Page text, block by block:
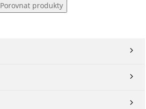
Porovnat produkty